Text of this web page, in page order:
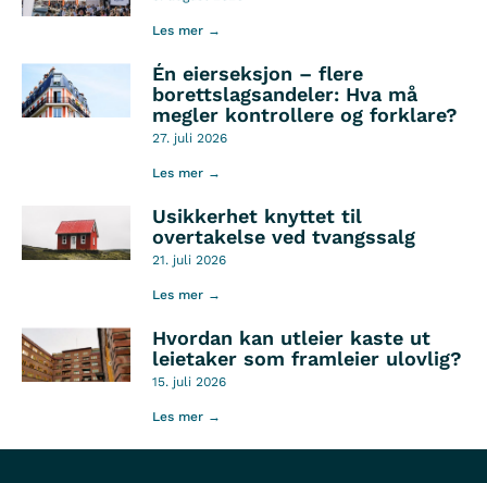
Les mer →
Én eierseksjon – flere
borettslagsandeler: Hva må
megler kontrollere og forklare?
27. juli 2026
Les mer →
Usikkerhet knyttet til
overtakelse ved tvangssalg
21. juli 2026
Les mer →
Hvordan kan utleier kaste ut
leietaker som framleier ulovlig?
15. juli 2026
Les mer →